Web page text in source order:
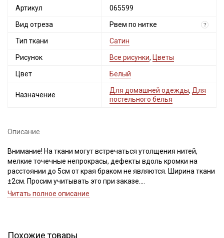
Артикул 065599
Вид отреза Рвем по нитке ?
Тип ткани Сатин
Рисунок Все рисунки, Цветы
Цвет Белый
Назначение
Для домашней одежды, Для
постельного белья
Описание
Внимание! На ткани могут встречаться утолщения нитей,
мелкие точечные непрокрасы, дефекты вдоль кромки на
расстоянии до 5см от края браком не являются. Ширина ткани
±2см. Просим учитывать это при заказе.
изнанку.
Читать полное описание
Похожие товары